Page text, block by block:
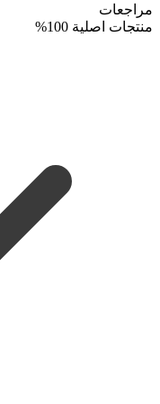
مراجعات
منتجات اصلية 100%